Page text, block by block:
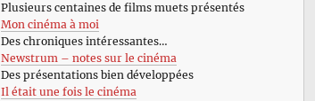
Plusieurs centaines de films muets présentés
Mon cinéma à moi
Des chroniques intéressantes…
Newstrum – notes sur le cinéma
Des présentations bien développées
Il était une fois le cinéma